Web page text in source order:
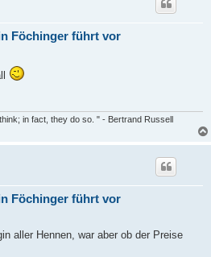
Föchinger führt vor
in fact, they do so. " - Bertrand Russell
Föchinger führt vor
aller Hennen, war aber ob der Preise